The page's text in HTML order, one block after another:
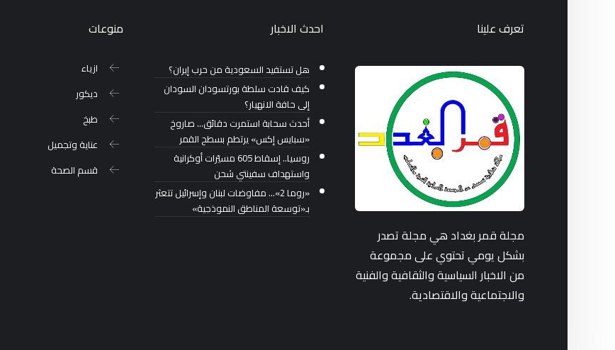
تعرف علينا
مجلة قمر بغداد هي مجلة تصدر
بشكل يومي تحتوي على مجموعة
من الاخبار السياسية والثقافية والفنية
والاجتماعية والاقتصادية.
احدث الاخبار
هل تستفيد السعودية من حرب إيران؟
كيف قادت سلطة بورتسودان السودان
إلى حافة الانهيار؟
أحدث سحابة استمرت دقائق… صاروخ
«سبايس إكس» يرتطم بسطح القمر
روسيا.. إسقاط 605 مسيّرات أوكرانية
واستهداف سفينتي شحن
«روما 2»… مفاوضات لبنان وإسرائيل تتعثر
بـ«توسعة المناطق النموذجية»
منوعات
ازياء
ديكور
طبخ
عناية وتجميل
قسم الصحة